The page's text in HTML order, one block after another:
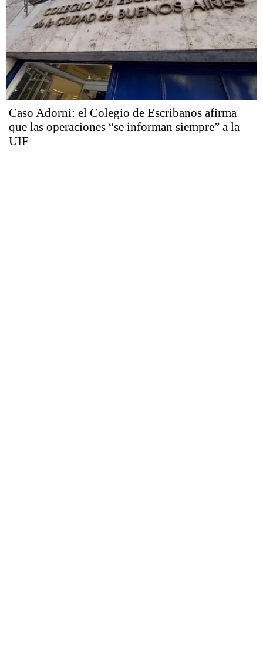
Caso Adorni: el Colegio de Escribanos afirma
que las operaciones “se informan siempre” a la
UIF